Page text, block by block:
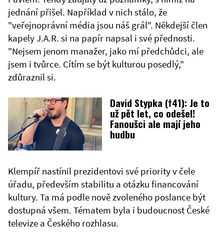
jednání přišel. Například v nich stálo, že
"veřejnoprávní média jsou náš grál". Někdejší člen
kapely J.A.R. si na papír napsal i své přednosti.
"Nejsem jenom manažer, jako mí předchůdci, ale
jsem i tvůrce. Cítím se být kulturou posedlý,"
zdůraznil si.
David Stypka (†41): Je to
už pět let, co odešel!
Fanoušci ale mají jeho
hudbu
Klempíř nastínil prezidentovi své priority v čele
úřadu, především stabilitu a otázku financování
kultury. Ta má podle nově zvoleného poslance být
dostupná všem. Tématem byla i budoucnost České
televize a Českého rozhlasu.